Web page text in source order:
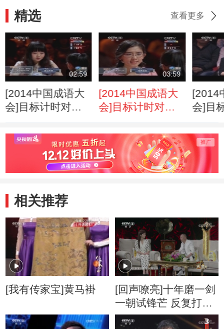
精选 查看更多
02:59
[2014中国成语大
会]目标计时对抗
对抗国风队 春秋
队胜
03:59
[2014中国成语大
会]目标计时对抗
对抗国风队 国风
队胜
[2014
会]目
对抗
队胜
相关推荐
[我有传家宝]黄马褂
[回声嘹亮]十年磨一剑
一朝试锋芒 反复打磨
终成就经典角色